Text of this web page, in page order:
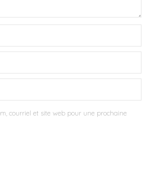
courriel et site web pour une prochaine